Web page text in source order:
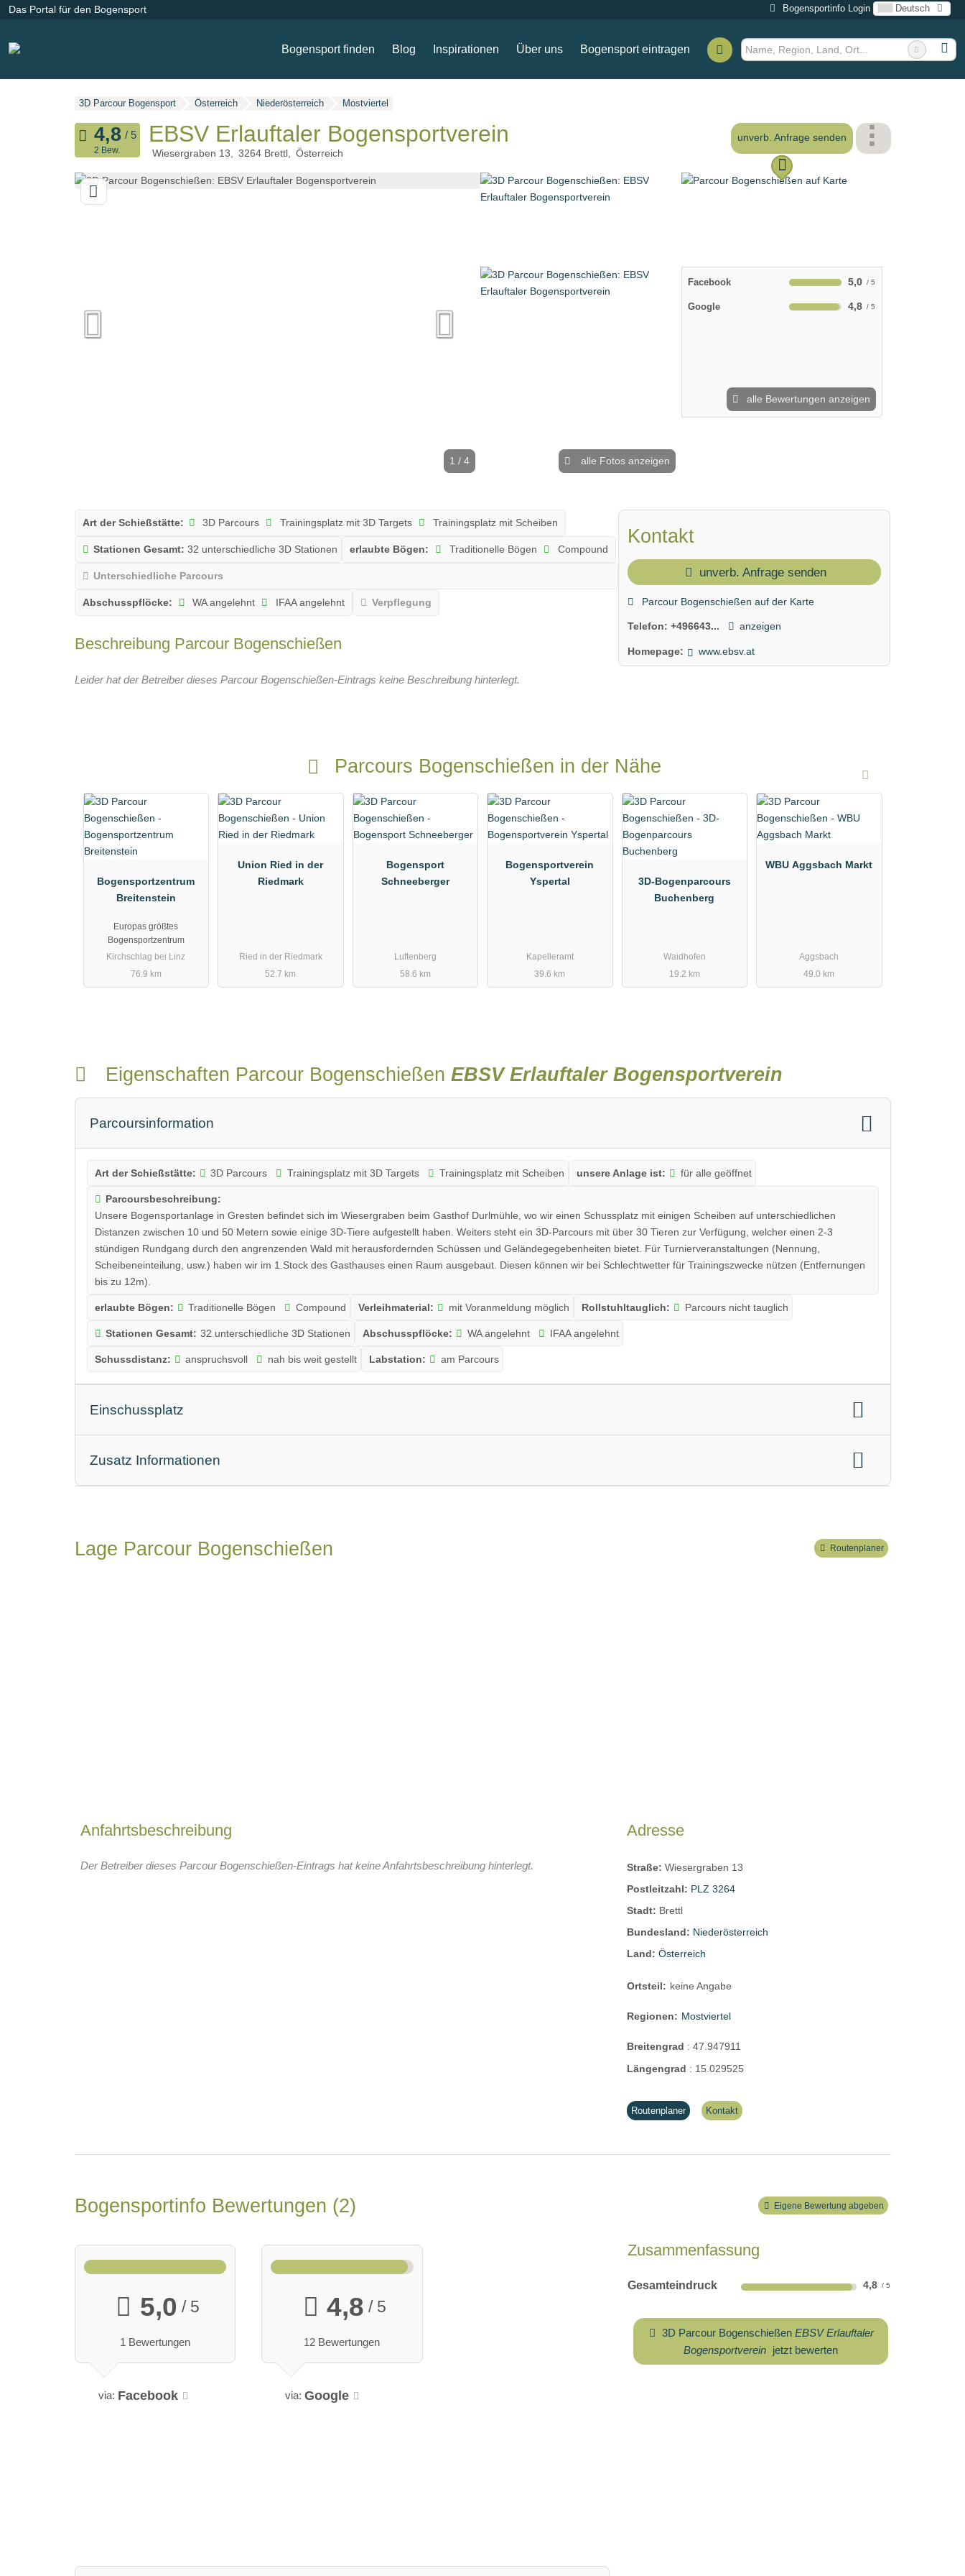
Das Portal für den Bogensport Bogensportinfo Login Deutsch
Bogensport finden Blog Inspirationen Über uns Bogensport eintragen
3D Parcour Bogensport Österreich Niederösterreich Mostviertel
EBSV Erlauftaler Bogensportverein
Wiesergraben 13 3264 Brettl Österreich
unverb. Anfrage senden
2 Bew.
1 / 4 alle Fotos anzeigen
Facebook 5,0
Google 4,8
alle Bewertungen anzeigen
Art der Schießstätte: 3D Parcours Trainingsplatz mit 3D Targets Trainingsplatz mit Scheiben
Stationen Gesamt: 32 unterschiedliche 3D Stationen erlaubte Bögen: Traditionelle Bögen Compound
Unterschiedliche Parcours
Abschusspflöcke: WA angelehnt IFAA angelehnt Verpflegung
Beschreibung Parcour Bogenschießen
Leider hat der Betreiber dieses Parcour Bogenschießen-Eintrags keine Beschreibung hinterlegt.
Kontakt
unverb. Anfrage senden
Parcour Bogenschießen auf der Karte
Telefon:+496643... anzeigen
Homepage: www.ebsv.at
Parcours Bogenschießen in der Nähe
Bogensportzentrum
Breitenstein
Europas größtes
Bogensportzentrum
Kirchschlag bei Linz
76.9 km
Union Ried in der
Riedmark
Ried in der Riedmark
52.7 km
Bogensport
Schneeberger
Luftenberg
58.6 km
Bogensportverein
Yspertal
Kapelleramt
39.6 km
3D-Bogenparcours
Buchenberg
Waidhofen
19.2 km
WBU Aggsbach Markt
Aggsbach
49.0 km
Eigenschaften Parcour BogenschießenEBSV Erlauftaler Bogensportverein
Parcoursinformation
Art der Schießstätte: 3D Parcours Trainingsplatz mit 3D Targets Trainingsplatz mit Scheiben unsere Anlage ist: für alle geöffnet
Parcoursbeschreibung:
Unsere Bogensportanlage in Gresten befindet sich im Wiesergraben beim Gasthof Durlmühle, wo wir einen Schussplatz mit einigen Scheiben auf unterschiedlichen
Distanzen zwischen 10 und 50 Metern sowie einige 3D-Tiere aufgestellt haben. Weiters steht ein 3D-Parcours mit über 30 Tieren zur Verfügung, welcher einen 2-3
stündigen Rundgang durch den angrenzenden Wald mit herausfordernden Schüssen und Geländegegebenheiten bietet. Für Turnierveranstaltungen (Nennung,
Scheibeneinteilung, usw.) haben wir im 1.Stock des Gasthauses einen Raum ausgebaut. Diesen können wir bei Schlechtwetter für Trainingszwecke nützen (Entfernungen
bis zu 12m).
erlaubte Bögen: Traditionelle Bögen Compound Verleihmaterial: mit Voranmeldung möglich Rollstuhltauglich: Parcours nicht tauglich
Stationen Gesamt: 32 unterschiedliche 3D Stationen Abschusspflöcke: WA angelehnt IFAA angelehnt
Schussdistanz: anspruchsvoll nah bis weit gestellt Labstation: am Parcours
Einschussplatz
Zusatz Informationen
Lage Parcour Bogenschießen Routenplaner
Anfahrtsbeschreibung
Der Betreiber dieses Parcour Bogenschießen-Eintrags hat keine Anfahrtsbeschreibung hinterlegt.
Adresse
Straße:Wiesergraben 13
Postleitzahl: PLZ 3264
Stadt: Brettl
Bundesland: Niederösterreich
Land:Österreich
Ortsteil: keine Angabe
Regionen: Mostviertel
Breitengrad :47.947911
Längengrad : 15.029525
Routenplaner Kontakt
Bogensportinfo Bewertungen 2 Eigene Bewertung abgeben
Zusammenfassung
Gesamteindruck 4,8
3D Parcour Bogenschießen EBSV Erlauftaler
Bogensportverein
jetzt bewerten
5,0 / 5
1 Bewertungen
via: Facebook
4,8 / 5
12 Bewertungen
via: Google